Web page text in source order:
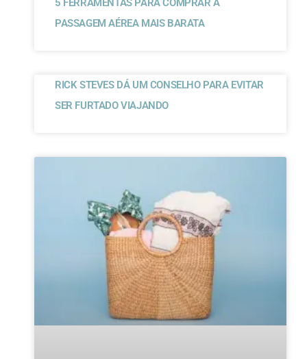
5 FERRAMENTAS PARA COMPRAR A
PASSAGEM AÉREA MAIS BARATA
RICK STEVES DÁ UM CONSELHO PARA EVITAR
SER FURTADO VIAJANDO